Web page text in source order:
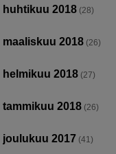
huhtikuu 2018 (28)
maaliskuu 2018 (26)
helmikuu 2018 (27)
tammikuu 2018 (26)
joulukuu 2017 (41)